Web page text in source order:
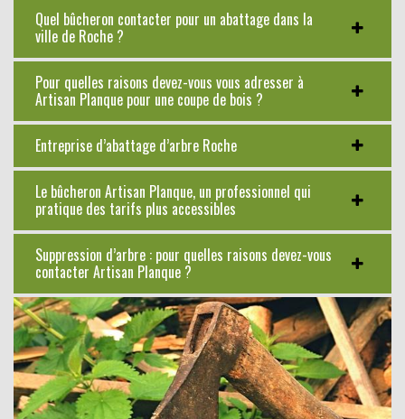
Quel bûcheron contacter pour un abattage dans la
ville de Roche ?
Pour quelles raisons devez-vous vous adresser à
Artisan Planque pour une coupe de bois ?
Entreprise d’abattage d’arbre Roche
Le bûcheron Artisan Planque, un professionnel qui
pratique des tarifs plus accessibles
Suppression d’arbre : pour quelles raisons devez-vous
contacter Artisan Planque ?